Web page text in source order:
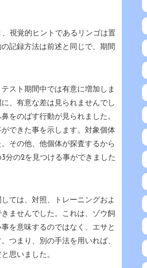
視覚的ヒントであるリンゴは置
記録方法は前述と同じで、期間
スト期間中では有意に増加しま
、有意な差は見られませんでし
をのばす行動が見られました。
できた事を示します。対象個体
その他、他個体が探査するから
分の2を見つける事ができました
ては、対照、トレーニングおよ
ませんでした。これは、ゾウ飼
を意味するのではなく、エサと
つまり、別の手法を用いれば、
思いました。